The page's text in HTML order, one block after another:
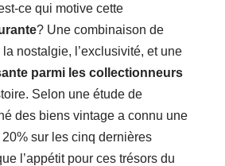
ce qui motive cette
? Une combinaison de
nostalgie, l’exclusivité, et une
parmi les collectionneurs
Selon une étude de
des biens vintage a connu une
sur les cinq dernières
l’appétit pour ces trésors du